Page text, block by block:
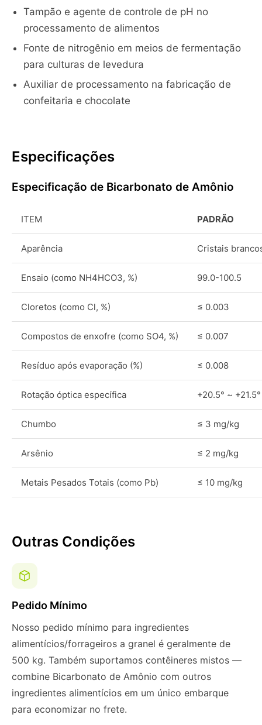
Tampão e agente de controle de pH no
processamento de alimentos
Fonte de nitrogênio em meios de fermentação
para culturas de levedura
Auxiliar de processamento na fabricação de
confeitaria e chocolate
Especificações
Especificação de Bicarbonato de Amônio
ITEM PADRÃO
Aparência Cristais
Ensaio (como NH4HCO3, %) 99.0-100.5
Cloretos (como Cl, %) ≤ 0.003
Compostos de enxofre (como SO4, %) ≤ 0.007
Resíduo após evaporação (%) ≤ 0.008
Rotação óptica específica +20.5° ~ +21.5°
Chumbo ≤ 3 mg/kg
Arsênio ≤ 2 mg/kg
Metais Pesados Totais (como Pb) ≤ 10 mg/kg
Outras Condições
Pedido Mínimo
Nosso pedido mínimo para ingredientes
alimentícios/forrageiros a granel é geralmente de
500 kg. Também suportamos contêineres mistos —
combine Bicarbonato de Amônio com outros
ingredientes alimentícios em um único embarque
para economizar no frete.